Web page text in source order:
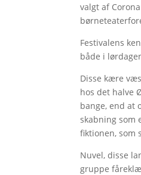
valgt af
Festivalens
både i
Disse kære
hos det halve
bange, end at
skabning som
fiktionen, som
Nuvel, disse
gruppe